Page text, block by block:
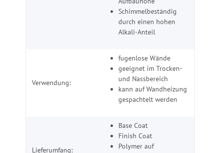
Schimmelbeständig
durch einen hohen
Alkali-Anteil
Verwendung:
fugenlose Wände
geeignet im Trocken-
und Nassbereich
kann auf Wandheizung
gespachtelt werden
Lieferumfang:
Base Coat
Finish Coat
Polymer auf